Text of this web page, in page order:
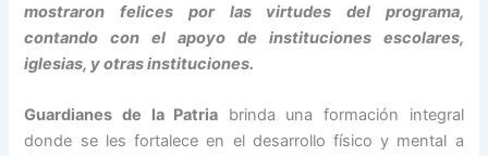
mostraron felices por las virtudes del programa,
contando con el apoyo de instituciones escolares,
iglesias, y otras instituciones.
Guardianes de la Patria brinda una formación integral
donde se les fortalece en el desarrollo físico y mental a